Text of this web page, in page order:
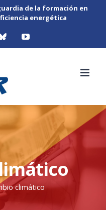
de la formación en
energética
YouTube
climático